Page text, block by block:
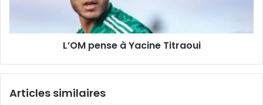
L’OM pense à Yacine Titraoui
Articles similaires